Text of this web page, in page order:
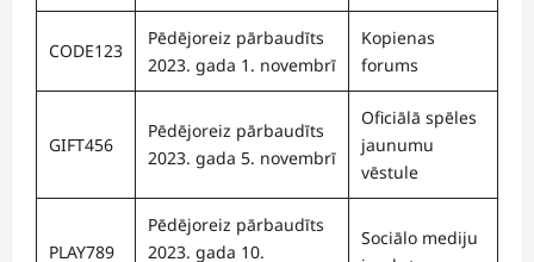
CODE123
Pēdējoreiz pārbaudīts
2023. gada 1. novembrī
Kopienas
forums
GIFT456
Pēdējoreiz pārbaudīts
2023. gada 5. novembrī
Oficiālā spēles
jaunumu
vēstule
PLAY789
Pēdējoreiz pārbaudīts
2023. gada 10.
Sociālo mediju